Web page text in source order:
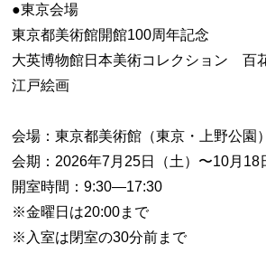
●東京会場
東京都美術館開館100周年記念
大英博物館日本美術コレクション 百
江戸絵画
会場：東京都美術館（東京・上野公園）
会期：2026年7月25日（土）〜10月18
開室時間：9:30―17:30
※金曜日は20:00まで
※入室は閉室の30分前まで